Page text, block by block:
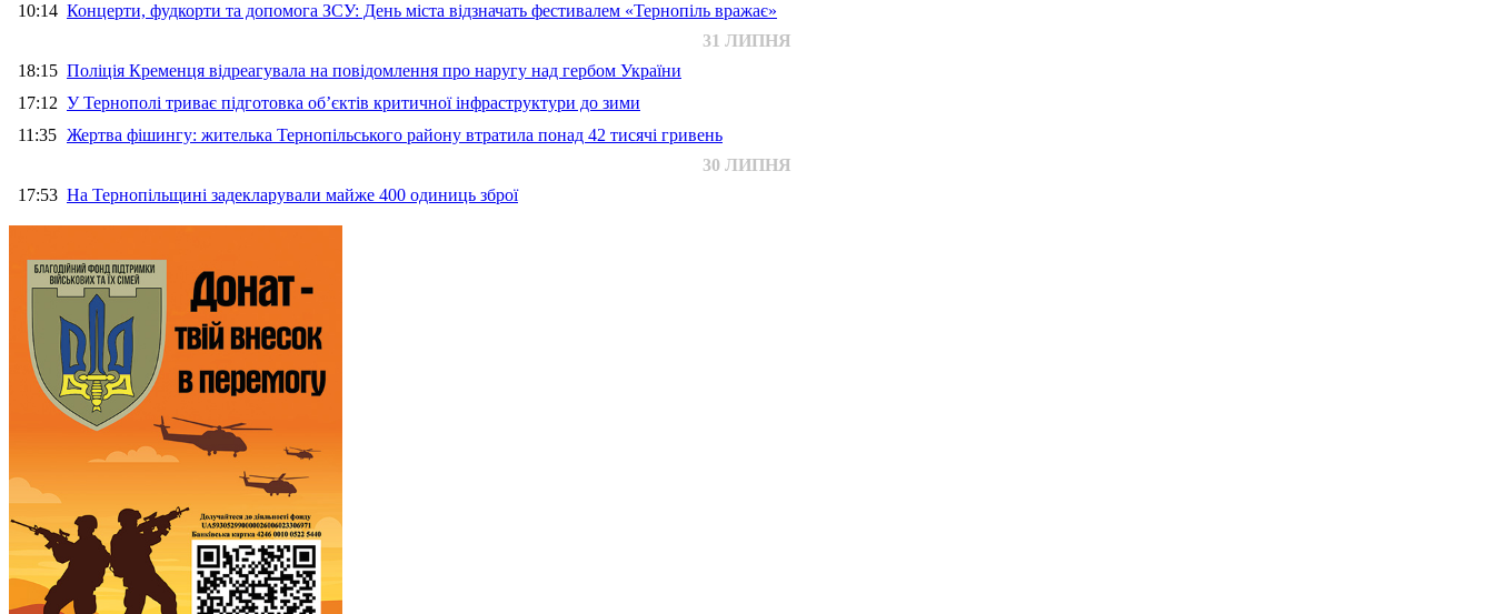
10:14 Концерти, фудкорти та допомога ЗСУ: День міста відзначать фестивалем «Тернопіль вражає»
31 ЛИПНЯ
18:15 Поліція Кременця відреагувала на повідомлення про наругу над гербом України
17:12 У Тернополі триває підготовка об’єктів критичної інфраструктури до зими
11:35 Жертва фішингу: жителька Тернопільського району втратила понад 42 тисячі гривень
30 ЛИПНЯ
17:53 На Тернопільщині задекларували майже 400 одиниць зброї